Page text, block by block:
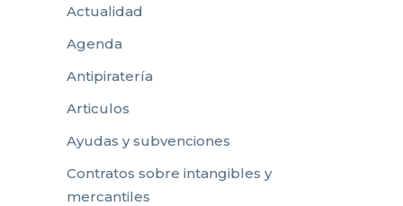
Actualidad
Agenda
Antipiratería
Articulos
Ayudas y subvenciones
Contratos sobre intangibles y
mercantiles